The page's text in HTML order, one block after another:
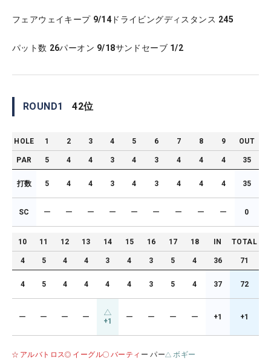
フェアウェイキープ 9/14 ドライビングディスタンス 245
パット数 26パーオン 9/18サンドセーブ 1/2
ROUND1 42位
HOLE 1 2 3 4 5 6 7 8 9 OUT
PAR 5 4 4 3 4 3 4 4 4 35
打数 5 4 4 3 4 3 4 4 4 35
SC ー ー ー ー ー ー ー ー ー 0
10 11 12 13 14 15 16 17 18 IN TOTAL
4 5 4 4 3 4 3 5 4 36 71
4 5 4 4 4 4 3 5 4 37 72
ー ー ー ー +1 ー ー ー ー +1 +1
アルバトロス イーグル バーティ ー パー ボギー